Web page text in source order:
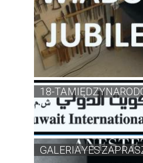
18-TA
GALERIA YES